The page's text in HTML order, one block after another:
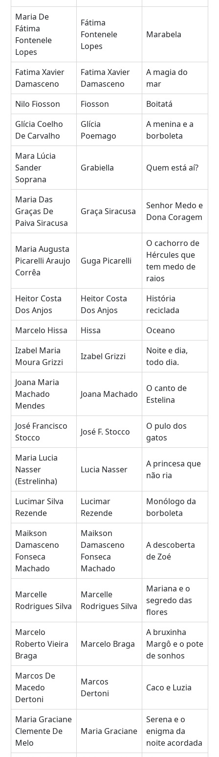
Maria De
Fátima
Fontenele
Lopes
Fátima
Fontenele
Lopes
Marabela
Fatima Xavier
Damasceno
Fatima Xavier
Damasceno
A magia do
mar
Nilo Fiosson
Fiosson
Boitatá
Glícia Coelho
De Carvalho
Glícia
Poemago
A menina e a
borboleta
Mara Lúcia
Sander
Soprana
Grabiella Quem está aí?
Maria Das
Graças De
Paiva Siracusa
Graça Siracusa
Senhor Medo e
Dona Coragem
Maria Augusta
Picarelli Araujo
Corrêa
Guga Picarelli
O cachorro de
Hércules que
tem medo de
raios
Heitor Costa
Dos Anjos
Heitor Costa
Dos Anjos
História
reciclada
Marcelo Hissa
Hissa
Oceano
Izabel Maria
Moura Grizzi
Izabel Grizzi
Noite e dia,
todo dia.
Joana Maria
Machado
Mendes
Joana Machado
O canto de
Estelina
José Francisco
Stocco
José F. Stocco
O pulo dos
gatos
Maria Lucia
Nasser
(Estrelinha)
Lucia Nasser
A princesa que
não ria
Lucimar Silva
Rezende
Lucimar
Rezende
Monólogo da
borboleta
Maikson
Damasceno
Fonseca
Machado
Maikson
Damasceno
Fonseca
Machado
A descoberta
de Zoé
Marcelle
Rodrigues Silva
Marcelle
Rodrigues Silva
Mariana e o
segredo das
flores
Marcelo
Roberto Vieira
Braga
Marcelo Braga
A bruxinha
Margô e o pote
de sonhos
Marcos De
Macedo
Dertoni
Marcos
Dertoni
Caco e Luzia
Maria Graciane
Clemente De
Melo
Maria Graciane
Serena e o
enigma da
noite acordada